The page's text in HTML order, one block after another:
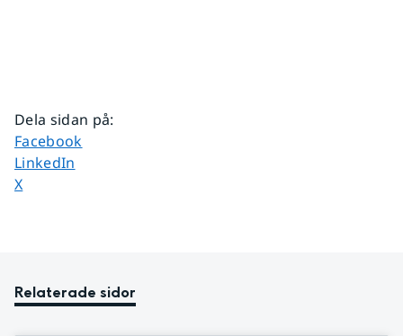
Dela sidan på:
Dela sidan på
Facebook
Dela sidan på
LinkedIn
Dela sidan på
X
Relaterade sidor